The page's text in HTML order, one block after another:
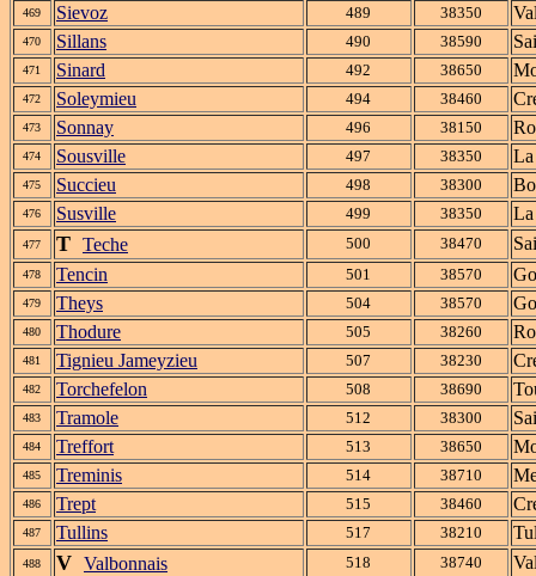
469 Sievoz 489 38350
470 Sillans 490 38590
471 Sinard 492 38650
472 Soleymieu 494 38460
473 Sonnay 496 38150
474 Sousville 497 38350
475 Succieu 498 38300
476 Susville 499 38350
477 T Teche 500 38470
478 Tencin 501 38570
479 Theys 504 38570
480 Thodure 505 38260
481 Tignieu Jameyzieu 507 38230
482 Torchefelon 508 38690
483 Tramole 512 38300
484 Treffort 513 38650
485 Treminis 514 38710
486 Trept 515 38460
487 Tullins 517 38210
488 V Valbonnais 518 38740